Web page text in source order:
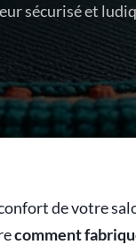
sécurisé et
de votre
comment